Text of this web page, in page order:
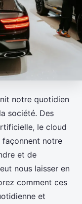
notre quotidien
société. Des
le cloud
notre
et de
nous laisser en
comment ces
et